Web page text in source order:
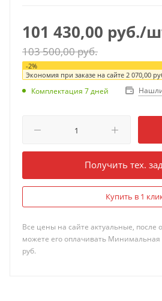
101 430,00 руб./
103 500,00руб.
-2%
Экономия при заказе на сайте 2 070,00
Комплектация 7 дней
Получить тех.
Купить в 1
Все цены на сайте актуальные, после
можете его оплачивать Минимальная
руб.